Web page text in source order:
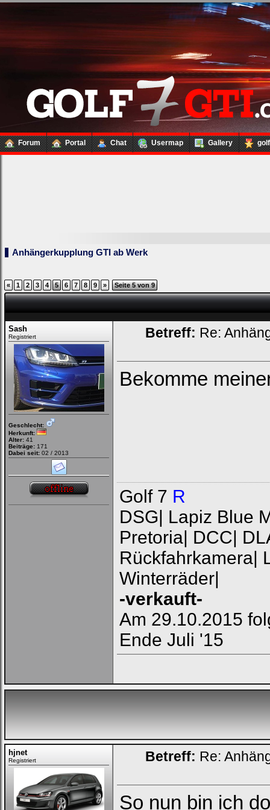
Forum Portal Chat Usermap Gallery
Loginbox
Anhängerkupplung GTI ab Werk
« 1 2 3 4 5 6 7 8 9 » Seite 5 von 9
Sash
Registriert
Geschlecht:
Herkunft:
Alter: 41
Beiträge: 171
Dabei seit: 02 / 2013
Betreff: Re:
Bekomme
Golf 7 R
DSG| Lapiz Blue
Pretoria| DCC|
Rückfahrkamera|
Winterräder|
-verkauft-
Am 29.10.2015
Ende Juli '15
hjnet
Registriert Betreff: Re:
So nun bin ich